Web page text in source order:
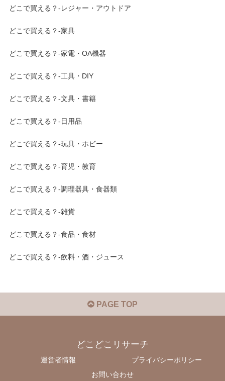
どこで買える？-レジャー・アウトドア
どこで買える？-家具
どこで買える？-家電・OA機器
どこで買える？-工具・DIY
どこで買える？-文具・書籍
どこで買える？-日用品
どこで買える？-玩具・ホビー
どこで買える？-育児・教育
どこで買える？-調理器具・食器類
どこで買える？-雑貨
どこで買える？-食品・食材
どこで買える？-飲料・酒・ジュース
PAGE TOP
どこどこリサーチ
運営者情報
プライバシーポリシー
お問い合わせ